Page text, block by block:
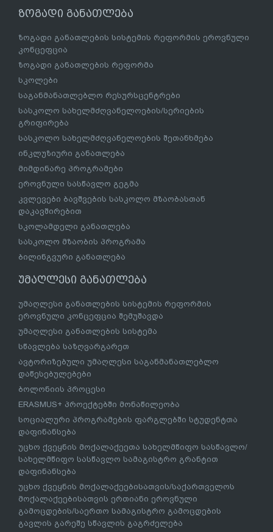
ზოგადი განათლება
ზოგადი განათლების სისტემის რეფორმის ეროვნული
კონცეფცია
ზოგადი განათლების რეფორმა
სკოლები
საგანმანათლებლო რესურსცენტრები
სასკოლო სახელმძღვანელოების/სერიების
გრიფირება
სასკოლო სახელმძღვანელოების შეთანხმება
ინკლუზიური განათლება
მიმდინარე პროგრამები
ეროვნული სასწავლო გეგმა
კვლევები ბავშვების სასკოლო მზაობასთან
დაკავშირებით
სკოლამდელი განათლება
სასკოლო მზაობის პროგრამა
ბილინგვური განათლება
უმაღლესი განათლება
უმაღლესი განათლების სისტემის რეფორმის
ეროვნული კონცეფცია შემუშავდა
უმაღლესი განათლების სისტემა
სწავლება საზღვარგარეთ
ავტორიზებული უმაღლესი საგანმანათლებლო
დაწესებულებები
ბოლონიის პროცესი
ERASMUS+ პროექტებში მონაწილეობა
სოციალური პროგრამების ფარგლებში სტუდენტთა
დაფინანსება
უცხო ქვეყნის მოქალაქეეთა სახელმწიფო სასწავლო/
სახელმწიფო სასწავლო სამაგისტრო გრანტით
დაფინანსება
უცხო ქვეყნის მოქალაქეებისათვის/საქართველოს
მოქალაქეებისათვის ერთიანი ეროვნული
გამოცდების/საერთო სამაგისტრო გამოცდების
გავლის გარეშე სწავლის გაგრძელება